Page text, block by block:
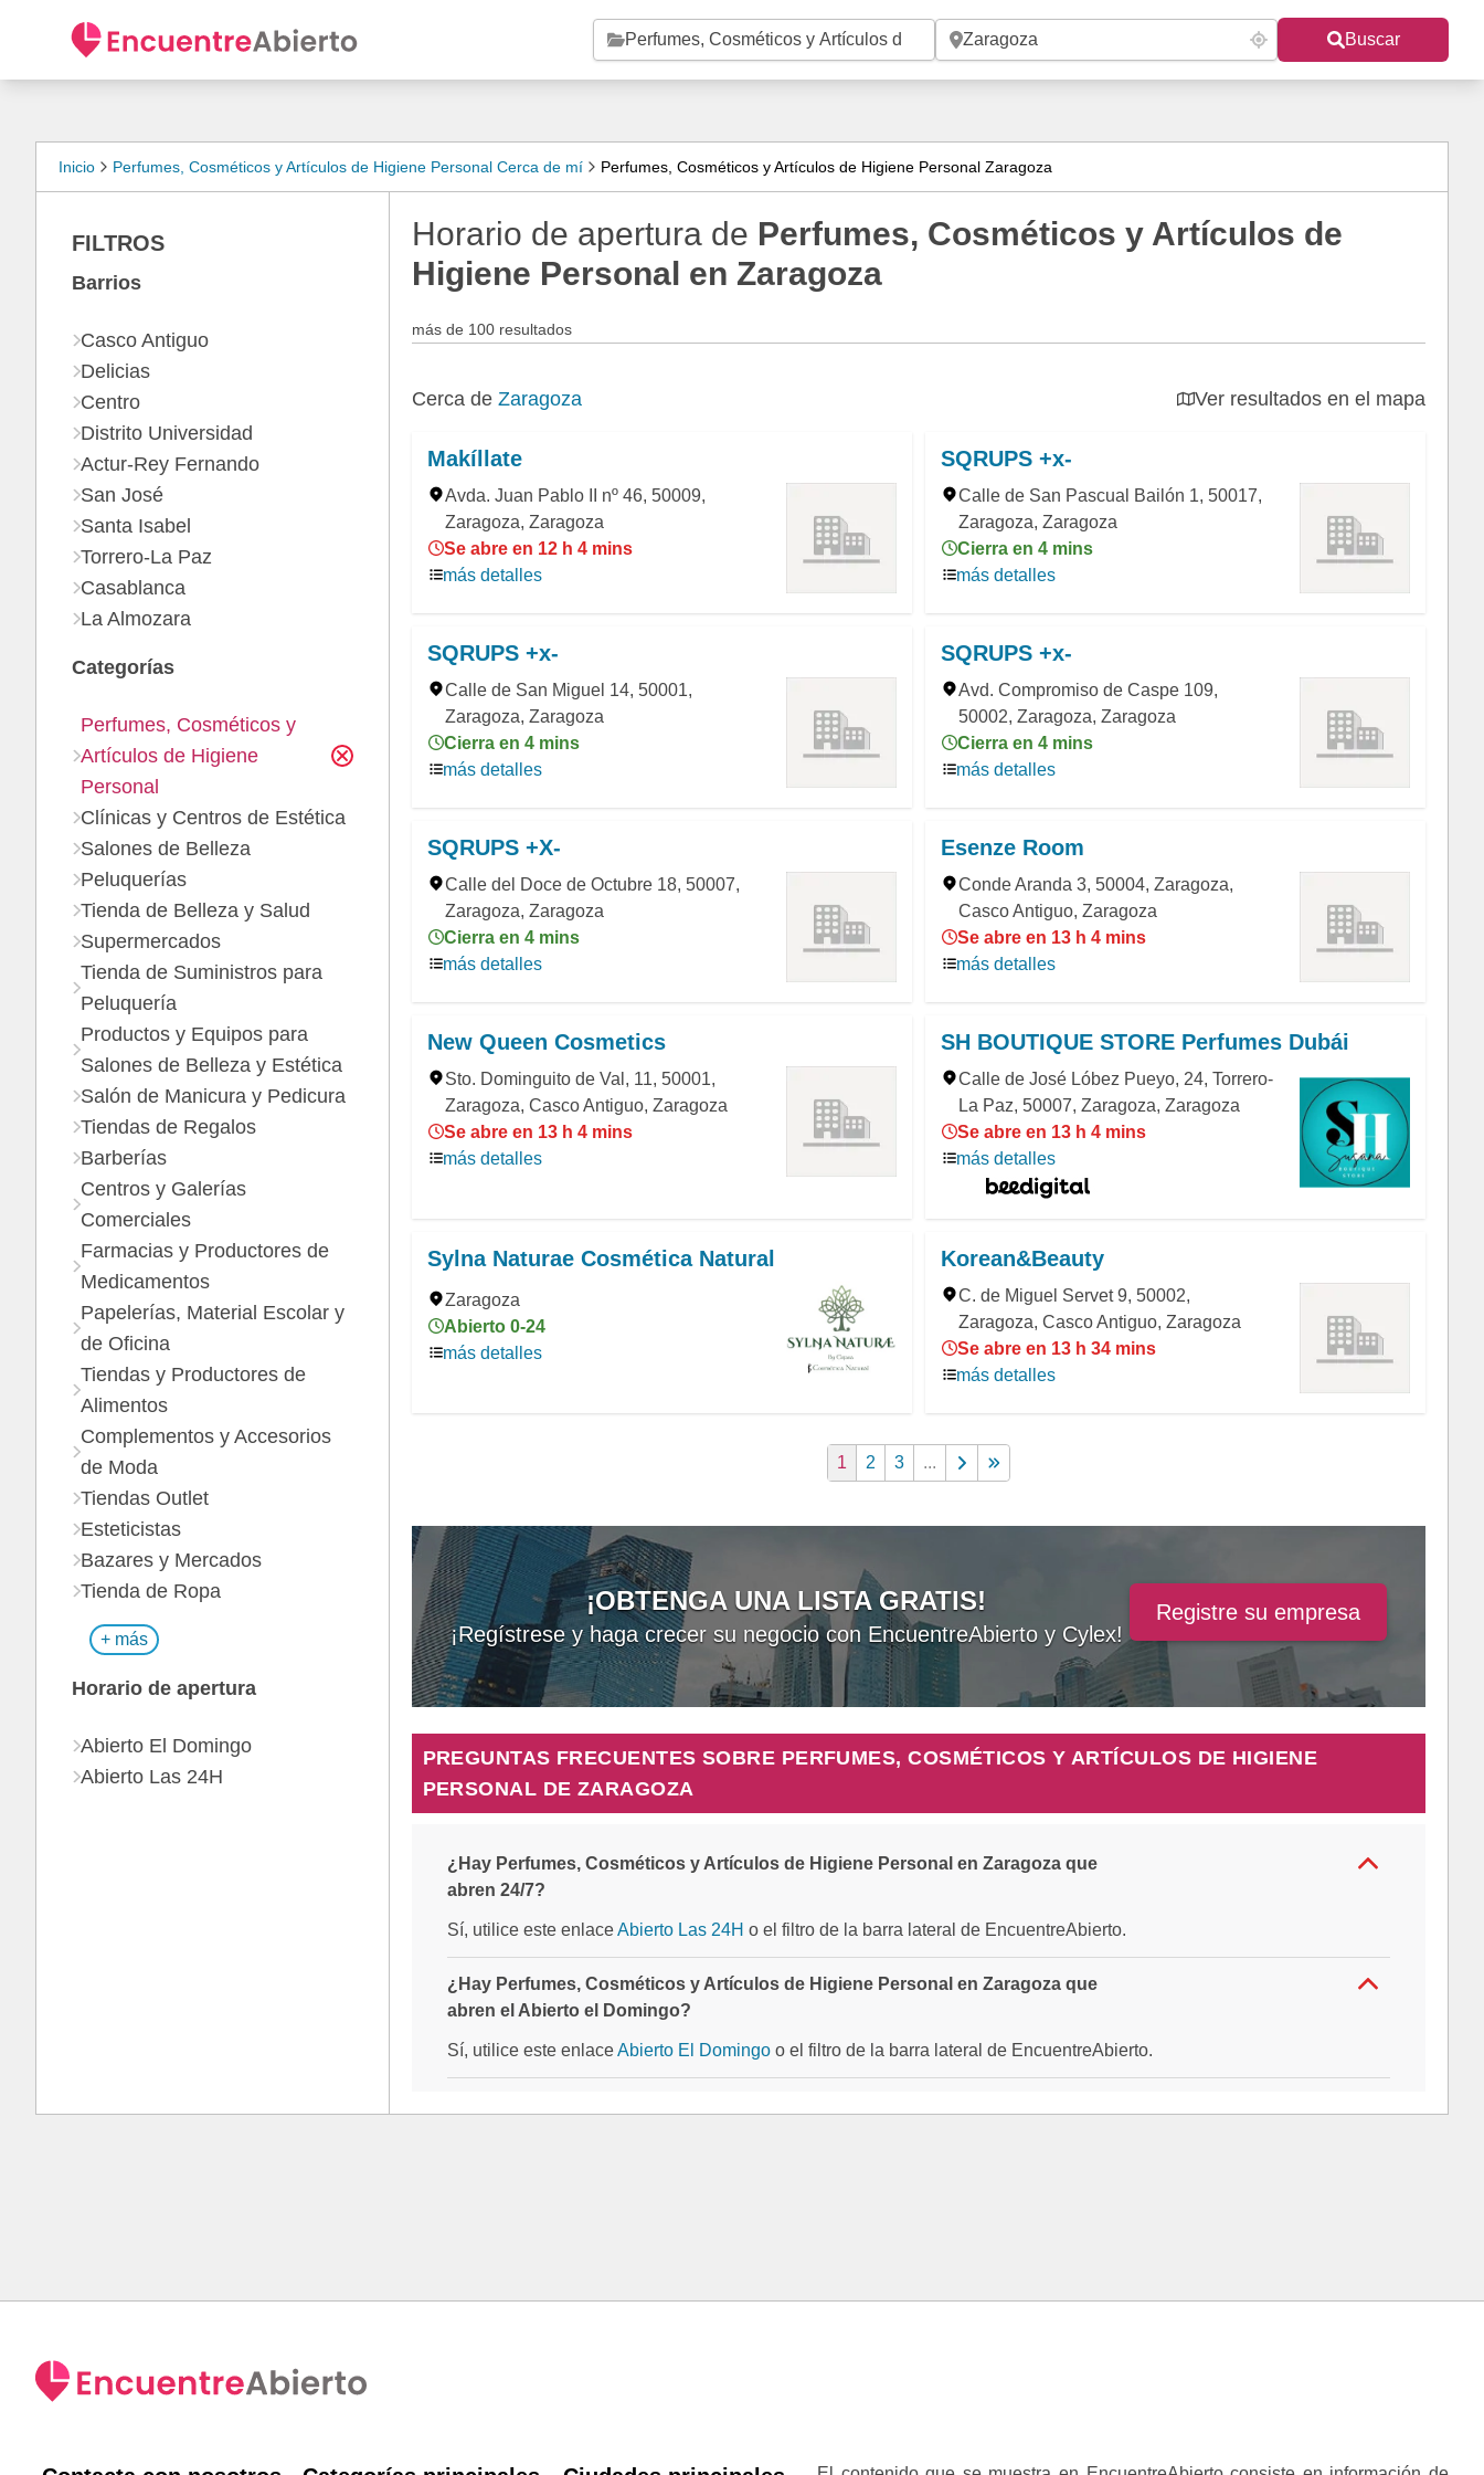
Buscar
Inicio Perfumes, Cosméticos y Artículos de Higiene Personal Cerca de mí Perfumes, Cosméticos y Artículos de Higiene Personal Zaragoza
Horario de apertura de Perfumes, Cosméticos y Artículos de
Higiene Personal en Zaragoza
más de 100 resultados
Cerca de Zaragoza Ver resultados en el mapa
Makíllate
Avda. Juan Pablo II nº 46, 50009,
Zaragoza, Zaragoza
Se abre en 12 h 4 mins
más detalles
SQRUPS +x-
Calle de San Pascual Bailón 1, 50017,
Zaragoza, Zaragoza
Cierra en 4 mins
más detalles
SQRUPS +x-
Calle de San Miguel 14, 50001,
Zaragoza, Zaragoza
Cierra en 4 mins
más detalles
SQRUPS +x-
Avd. Compromiso de Caspe 109,
50002, Zaragoza, Zaragoza
Cierra en 4 mins
más detalles
SQRUPS +X-
Calle del Doce de Octubre 18, 50007,
Zaragoza, Zaragoza
Cierra en 4 mins
más detalles
Esenze Room
Conde Aranda 3, 50004, Zaragoza,
Casco Antiguo, Zaragoza
Se abre en 13 h 4 mins
más detalles
New Queen Cosmetics
Sto. Dominguito de Val, 11, 50001,
Zaragoza, Casco Antiguo, Zaragoza
Se abre en 13 h 4 mins
más detalles
SH BOUTIQUE STORE Perfumes Dubái
Calle de José Lóbez Pueyo, 24, Torrero-
La Paz, 50007, Zaragoza, Zaragoza
Se abre en 13 h 4 mins
más detalles
Sylna Naturae Cosmética Natural
Zaragoza
Abierto 0-24
más detalles
Korean&Beauty
C. de Miguel Servet 9, 50002,
Zaragoza, Casco Antiguo, Zaragoza
Se abre en 13 h 34 mins
más detalles
1 2 3 ...
¡OBTENGA UNA LISTA GRATIS!
¡Regístrese y haga crecer su negocio con EncuentreAbierto y Cylex!
Registre su empresa
PREGUNTAS FRECUENTES SOBRE PERFUMES, COSMÉTICOS Y ARTÍCULOS DE HIGIENE
PERSONAL DE ZARAGOZA
¿Hay Perfumes, Cosméticos y Artículos de Higiene Personal en Zaragoza que
abren 24/7?
Sí, utilice este enlace Abierto Las 24H o el filtro de la barra lateral de EncuentreAbierto.
¿Hay Perfumes, Cosméticos y Artículos de Higiene Personal en Zaragoza que
abren el Abierto el Domingo?
Sí, utilice este enlace Abierto El Domingo o el filtro de la barra lateral de EncuentreAbierto.
FILTROS
Barrios
Casco Antiguo
Delicias
Centro
Distrito Universidad
Actur-Rey Fernando
San José
Santa Isabel
Torrero-La Paz
Casablanca
La Almozara
Categorías
Perfumes, Cosméticos y
Artículos de Higiene
Personal
Clínicas y Centros de Estética
Salones de Belleza
Peluquerías
Tienda de Belleza y Salud
Supermercados
Tienda de Suministros para
Peluquería
Productos y Equipos para
Salones de Belleza y Estética
Salón de Manicura y Pedicura
Tiendas de Regalos
Barberías
Centros y Galerías
Comerciales
Farmacias y Productores de
Medicamentos
Papelerías, Material Escolar y
de Oficina
Tiendas y Productores de
Alimentos
Complementos y Accesorios
de Moda
Tiendas Outlet
Esteticistas
Bazares y Mercados
Tienda de Ropa
+ más
Horario de apertura
Abierto El Domingo
Abierto Las 24H